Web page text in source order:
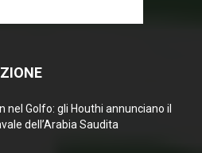
nel Golfo: gli Houthi annunciano il
dell’Arabia Saudita